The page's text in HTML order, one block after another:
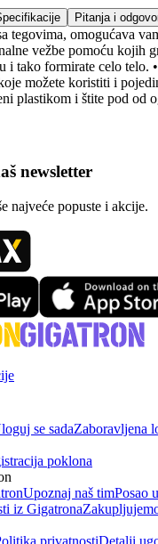
Pitanja i
tegovima, omogućava
vežbe pomoću kojih
i tako formirate celo telo.
možete koristiti i
plastikom i štite pod od
newsletter
najveće popuste i akcije.
se sadaZaboravljena
poklona
Upoznaj naš timPosao
iz Gigatrona
privatnostiDetalji